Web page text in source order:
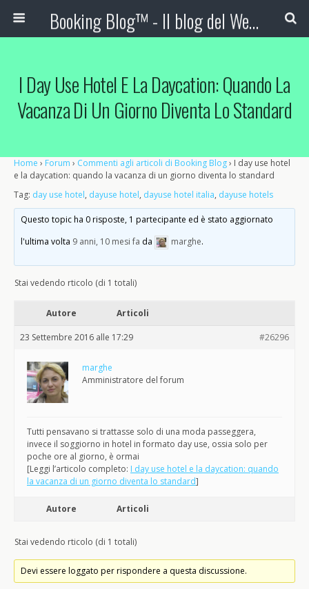
Booking Blog™ - Il blog del Web Marketing Turistico
I Day Use Hotel E La Daycation: Quando La
Vacanza Di Un Giorno Diventa Lo Standard
Home › Forum › Commenti agli articoli di Booking Blog› I day use hotel
e la daycation: quando la vacanza di un giorno diventa lo standard
Tag: day use hotel, dayuse hotel, dayuse hotel italia, dayuse hotels
Questo topic ha 0 risposte, 1 partecipante ed è stato aggiornato
l'ultima volta 9 anni, 10 mesi fa da marghe.
Stai vedendo rticolo (di 1 totali)
Autore Articoli
23 Settembre 2016 alle 17:29 #26296
marghe
Amministratore del forum
Tutti pensavano si trattasse solo di una moda passeggera,
invece il soggiorno in hotel in formato day use, ossia solo per
poche ore al giorno, è ormai
[Leggi l’articolo completo: I day use hotel e la daycation: quando
la vacanza di un giorno diventa lo standard]
Autore Articoli
Stai vedendo rticolo (di 1 totali)
Devi essere loggato per rispondere a questa discussione.